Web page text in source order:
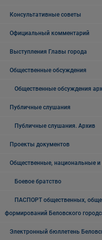
Консультативные советы
Официальный комментарий
Выступления Главы города
Общественные обсуждения
Общественные обсуждения
Публичные слушания
Публичные слушания. Архив
Проекты документов
Общественные, национальные и
Боевое братство
ПАСПОРТ общественных,
формирований Беловского
Электронный бюллетень